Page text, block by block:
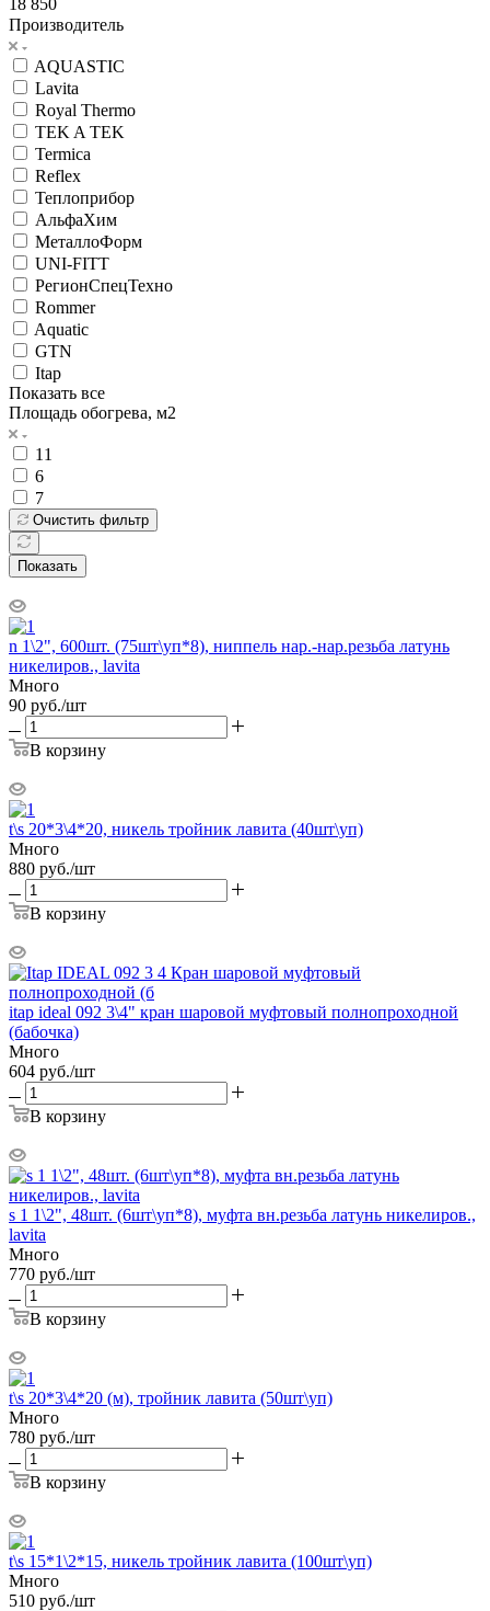
Производитель
AQUASTIC
Lavita
Royal Thermo
TEK A TEK
Termica
Reflex
Теплоприбор
АльфаХим
МеталлоФорм
UNI-FITT
РегионСпецТехно
Rommer
Aquatic
GTN
Itap
Показать все
Площадь обогрева, м2
11
6
7
Очистить фильтр
Показать
n 1\2", 600шт. (75шт\уп*8), ниппель нар.-нар.резьба латунь
никелиров., lavita
Много
90 руб./шт
В корзину
t\s 20*3\4*20, никель тройник лавита (40шт\уп)
Много
880 руб./шт
В корзину
itap ideal 092 3\4" кран шаровой муфтовый полнопроходной
(бабочка)
Много
604 руб./шт
В корзину
s 1 1\2", 48шт. (6шт\уп*8), муфта вн.резьба латунь никелиров.,
lavita
Много
770 руб./шт
В корзину
t\s 20*3\4*20 (м), тройник лавита (50шт\уп)
Много
780 руб./шт
В корзину
t\s 15*1\2*15, никель тройник лавита (100шт\уп)
Много
510 руб./шт